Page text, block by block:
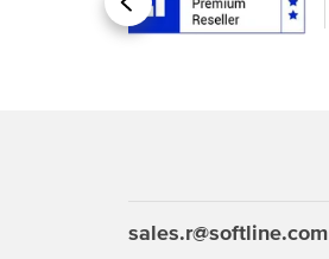
Назад
sales.r@softline.com